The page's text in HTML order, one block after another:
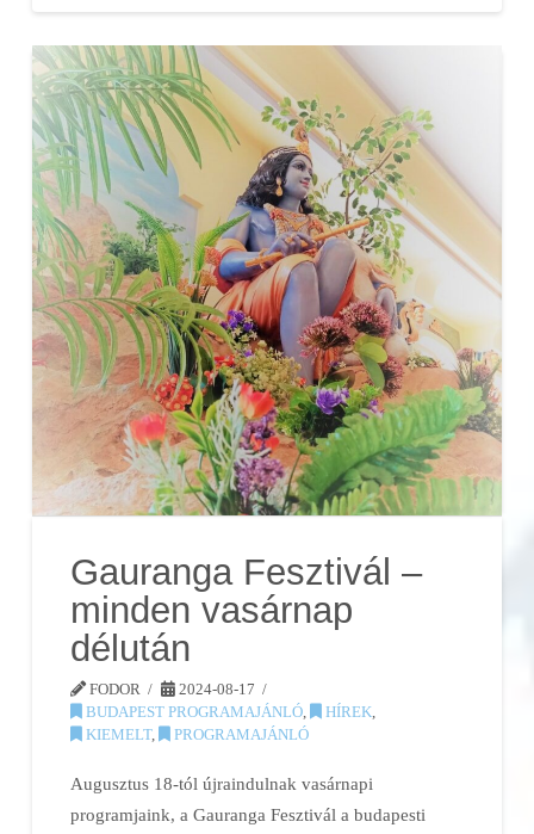
Gauranga Fesztivál –
minden vasárnap
délután
FODOR
2024-08-17
BUDAPEST PROGRAMAJÁNLÓ
HÍREK
KIEMELT, PROGRAMAJÁNLÓ
Augusztus 18-tól újraindulnak vasárnapi
programjaink, a Gauranga Fesztivál a budapesti